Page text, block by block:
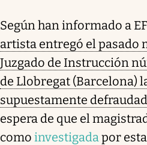
Según han informado a
artista entregó el pasado
Juzgado de Instrucción
de Llobregat (Barcelona)
supuestamente
espera de que el
como investigadapor